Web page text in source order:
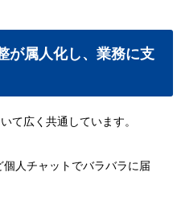
が属人化し、業務に支
て広く共通しています。
人チャットでバラバラに届